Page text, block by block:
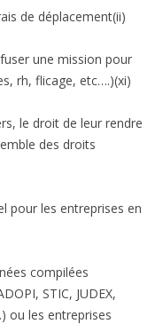
de déplacement(ii)
une mission pour
rh, flicage, etc….)(xi)
le droit de leur rendre
des droits
pour les entreprises en
compilées
STIC, JUDEX,
ou les entreprises